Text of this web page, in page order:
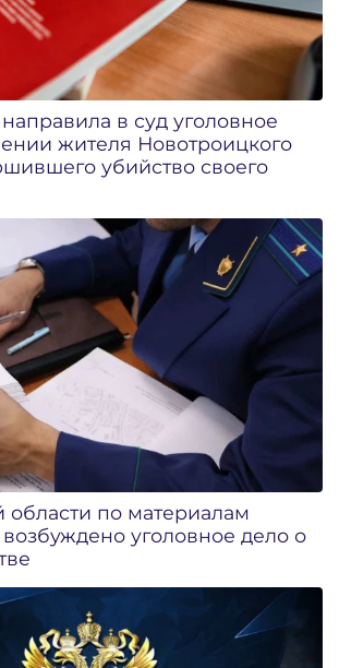
в суд уголовное
жителя Новотроицкого
убийство своего
области по материалам
уголовное дело о